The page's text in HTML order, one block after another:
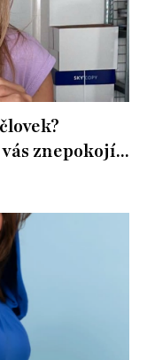
znepokojí...